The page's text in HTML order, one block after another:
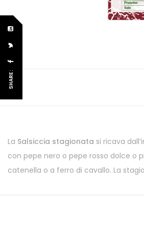
La Salsiccia stagionata si ricava
con pepe nero o pepe rosso dolce
catenella o a ferro di cavallo. La
SHARE :